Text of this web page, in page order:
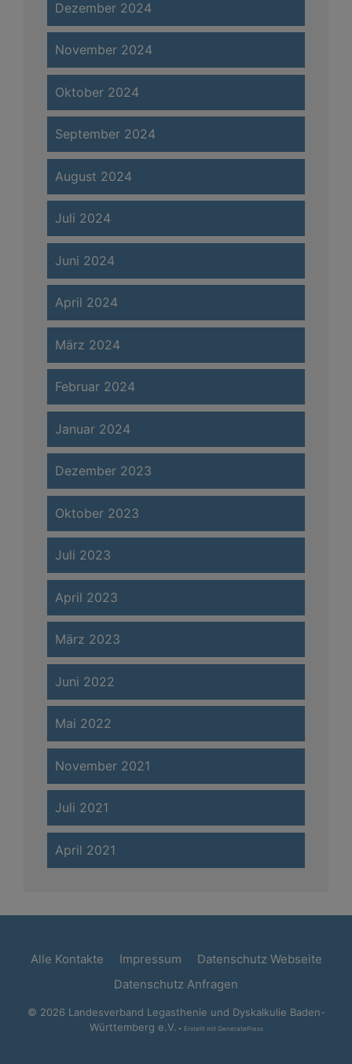
Dezember 2024
November 2024
Oktober 2024
September 2024
August 2024
Juli 2024
Juni 2024
April 2024
März 2024
Februar 2024
Januar 2024
Dezember 2023
Oktober 2023
Juli 2023
April 2023
März 2023
Juni 2022
Mai 2022
November 2021
Juli 2021
April 2021
Alle Kontakte Impressum
Datenschutz Webseite
Datenschutz Anfragen
© 2026 Landesverband Legasthenie und Dyskalkulie Baden-
Württemberg e.V. • Erstellt mit GeneratePress